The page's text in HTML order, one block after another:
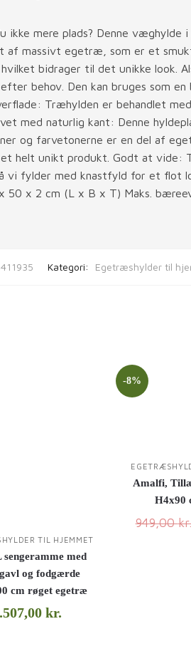
ikke mere plads? Denne
massivt egetræ, som er et
bidrager til det unikke look.
behov. Den kan bruges som en
Træhylden er behandlet
med naturlig kant: Denne
og farvetonerne er en del af
helt unikt produkt. Godt at vide:
vi fylder med knastfyld for et flot
x 2 cm (L x B x T) Maks.
Kategori: Egetræshylder til
TIL HJEMMET
sengeramme med
og fodgærde
cm røget egetræ
kr.
-8%
Amalfi,
H4x90
949,00kr.